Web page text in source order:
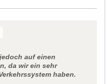
auf einen
da wir ein sehr
haben.